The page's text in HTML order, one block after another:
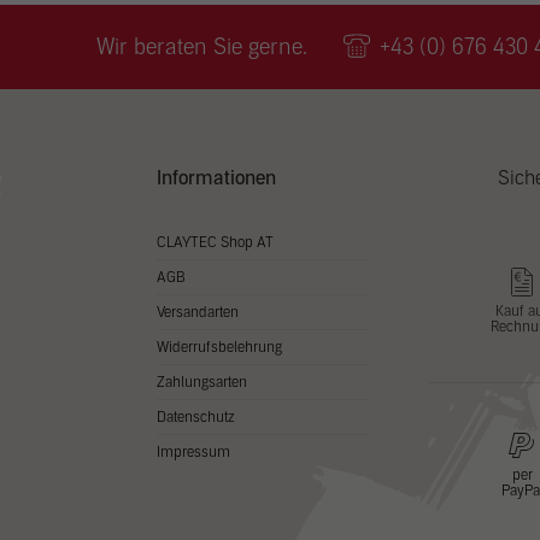
Wir beraten Sie gerne. +43 (0) 676 430
Informationen
CLAYTEC Shop AT
AGB
Versandarten
Widerrufsbelehrung
Zahlungsarten
Datenschutz
Impressum
Kauf
per
PayPal
zu